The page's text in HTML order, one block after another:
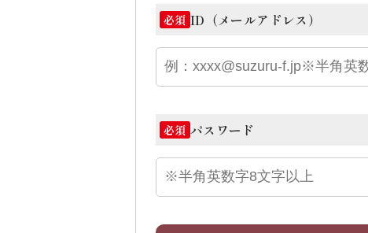
必須 ID（メールアドレス）
必須 パスワード